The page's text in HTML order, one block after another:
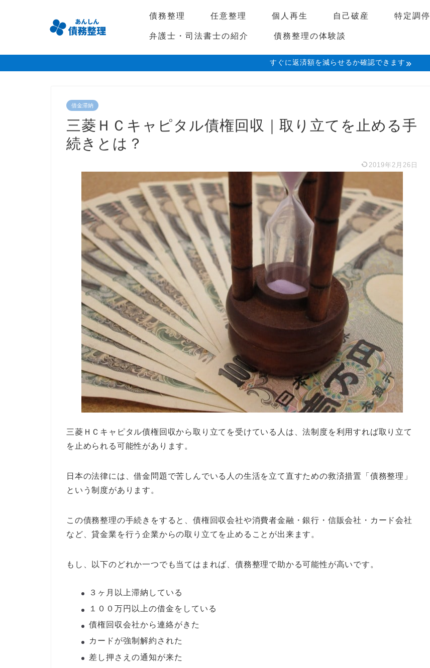
債務整理 任意整理 個人再生 自己破産 特定調停
弁護士・司法書士の紹介
債務整理の体験談
すぐに返済額を減らせるか確認できます
借金滞納
三菱ＨＣキャピタル債権回収｜取り立てを止める手
続きとは？
2019年2月26日
三菱ＨＣキャピタル債権回収から取り立てを受けている人は、法制度を利用すれば取り立て
を止められる可能性があります。
日本の法律には、借金問題で苦しんでいる人の生活を立て直すための救済措置「債務整理」
という制度があります。
この債務整理の手続きをすると、債権回収会社や消費者金融・銀行・信販会社・カード会社
など、貸金業を行う企業からの取り立てを止めることが出来ます。
もし、以下のどれか一つでも当てはまれば、債務整理で助かる可能性が高いです。
３ヶ月以上滞納している
１００万円以上の借金をしている
債権回収会社から連絡がきた
カードが強制解約された
差し押さえの通知が来た